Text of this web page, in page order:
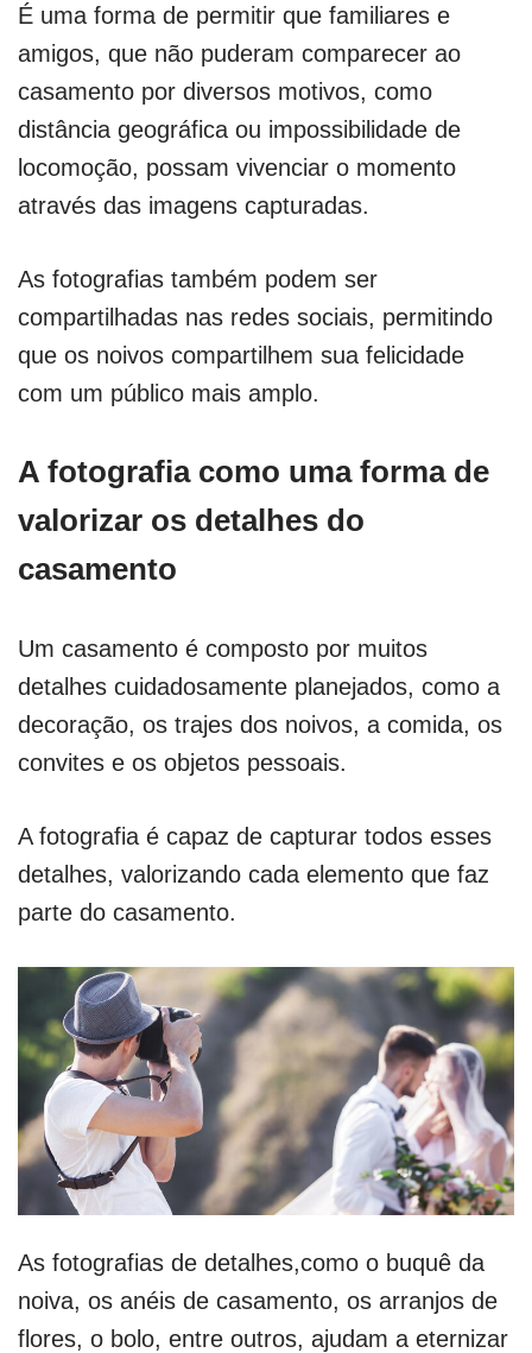
É uma forma de permitir que familiares e
amigos, que não puderam comparecer ao
casamento por diversos motivos, como
distância geográfica ou impossibilidade de
locomoção, possam vivenciar o momento
através das imagens capturadas.
As fotografias também podem ser
compartilhadas nas redes sociais, permitindo
que os noivos compartilhem sua felicidade
com um público mais amplo.
A fotografia como uma forma de
valorizar os detalhes do
casamento
Um casamento é composto por muitos
detalhes cuidadosamente planejados, como a
decoração, os trajes dos noivos, a comida, os
convites e os objetos pessoais.
A fotografia é capaz de capturar todos esses
detalhes, valorizando cada elemento que faz
parte do casamento.
As fotografias de detalhes,como o buquê da
noiva, os anéis de casamento, os arranjos de
flores, o bolo, entre outros, ajudam a eternizar